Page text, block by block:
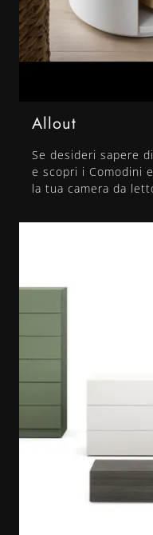
Allout
Se desideri sapere
e scopri i Comodini
la tua camera da